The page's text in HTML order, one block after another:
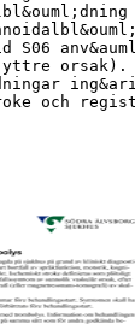
S06
yttre orsak).
och